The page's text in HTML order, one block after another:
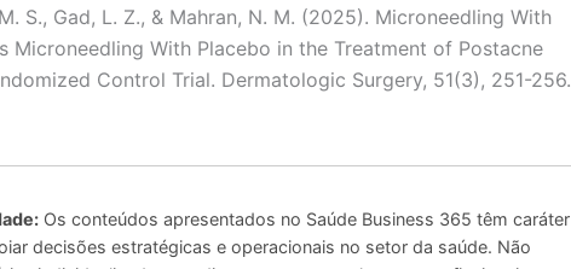
S., Gad, L. Z., & Mahran, N. M. (2025). Microneedling With
Microneedling With Placebo in the Treatment of Postacne
Control Trial. Dermatologic Surgery, 51(3), 251-256.
Os conteúdos apresentados no Saúde Business 365 têm caráter
decisões estratégicas e operacionais no setor da saúde. Não